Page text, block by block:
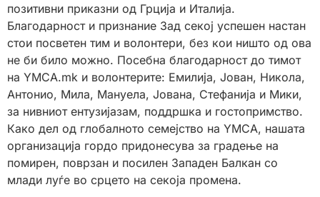
позитивни приказни од Грција и Италија.
Благодарност и признание Зад секој успешен настан
стои посветен тим и волонтери, без кои ништо од ова
не би било можно. Посебна благодарност до тимот
на YMCA.mk и волонтерите: Емилија, Јован, Никола,
Антонио, Мила, Мануела, Јована, Стефанија и Мики,
за нивниот ентузијазам, поддршка и гостопримство.
Како дел од глобалното семејство на YMCA, нашата
организација гордо придонесува за градење на
помирен, поврзан и посилен Западен Балкан со
млади луѓе во срцето на секоја промена.